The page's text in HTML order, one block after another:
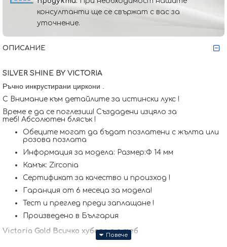
консултанти ще се свържат с вас за
уточнение.
ОПИСАНИЕ
SILVER SHINE BY VICTORIA
Ръчно инкрустирани циркони
С Внимание към детайлите за истински лукс !
Време е да се поглезиш! Създадени изцяло за
теб! Абсолютен блясък !
Обеците могат да бъдат позлатени с жълта или
розова позлата
Информация за модела: Размер:Ф 14 мм
Камък: Zirconia
Сертификат за качество и произход !
Гаранция от 6 месеца за модела!
Тест и преглед преди заплащане !
Произведено в България
Victoria Gold Всичко хубаво е с теб